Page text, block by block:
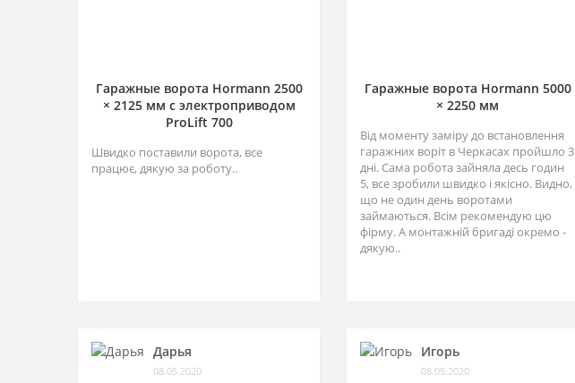
Гаражные ворота Hormann 2500
× 2125 мм c электроприводом
ProLift 700
Швидко поставили ворота, все
працює, дякую за роботу..
Гаражные ворота Hormann 5000
× 2250 мм
Від моменту заміру до встановлення
гаражних воріт в Черкасах пройшло 3
дні. Сама робота зайняла десь годин
5, все зробили швидко і якісно. Видно,
що не один день воротами
займаються. Всім рекомендую цю
фірму. А монтажній бригаді окремо -
дякую..
Дарья
08.05.2020
Игорь
08.05.2020